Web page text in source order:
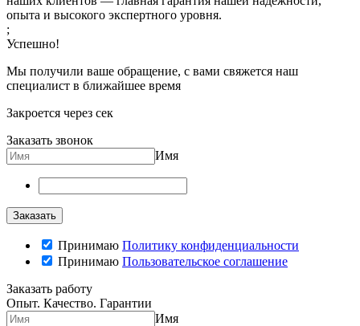
опыта и высокого экспертного уровня.
;
Успешно!
Мы получили ваше обращение, с вами свяжется наш
специалист в ближайшее время
Закроется через сек
Заказать звонок
Имя
Принимаю Политику конфиденциальности
Принимаю Пользовательское соглашение
Заказать работу
Опыт. Качество. Гарантии
Имя